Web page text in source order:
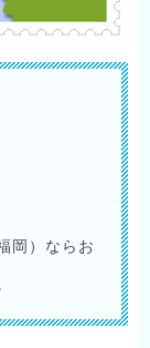
岡）ならお